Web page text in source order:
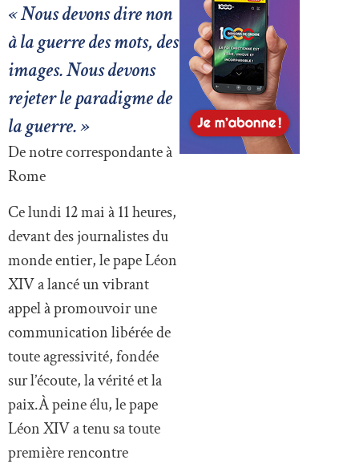
« Nous devons dire non
à la guerre des mots, des
images. Nous devons
rejeter le paradigme de
la guerre. »
De notre correspondante à
Rome
Ce lundi 12 mai à 11 heures,
devant des journalistes du
monde entier, le pape Léon
XIV a lancé un vibrant
appel à promouvoir une
communication libérée de
toute agressivité, fondée
sur l’écoute, la vérité et la
paix.À peine élu, le pape
Léon XIV a tenu sa toute
première rencontre